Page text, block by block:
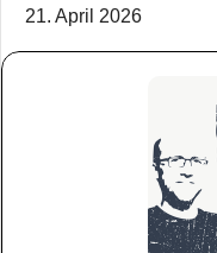
21. April 2026